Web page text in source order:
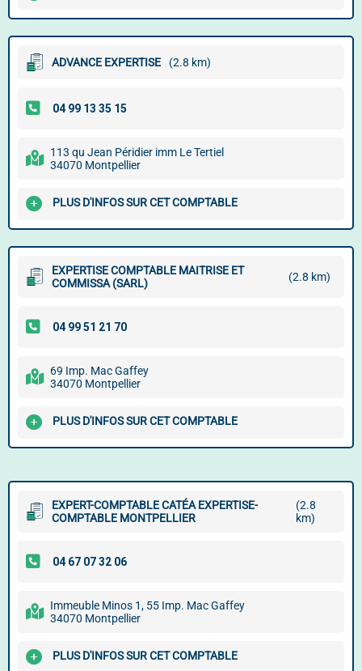
ADVANCE EXPERTISE (2.8 km)
113 qu Jean Péridier imm Le Tertiel
34070 Montpellier
PLUS D'INFOS SUR CET COMPTABLE
EXPERTISE COMPTABLE MAITRISE ET
COMMISSA (SARL)
(2.8 km)
69 Imp. Mac Gaffey
34070 Montpellier
PLUS D'INFOS SUR CET COMPTABLE
EXPERT-COMPTABLE CATÉA EXPERTISE-
COMPTABLE MONTPELLIER
(2.8
km)
Immeuble Minos 1, 55 Imp. Mac Gaffey
34070 Montpellier
PLUS D'INFOS SUR CET COMPTABLE